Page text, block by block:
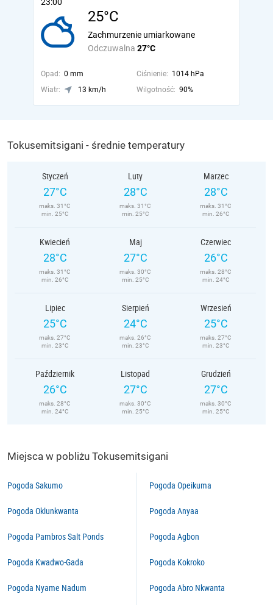
25°C
Odczuwalna 27°C
Zachmurzenie umiarkowane
Opad: 0 mm Ciśnienie: 1014 hPa
Wiatr:
13 km/h Wilgotność: 90%
Tokusemitsigani - średnie temperatury
Styczeń
27°C
maks. 31°C
min. 25°C
Luty
28°C
maks. 31°C
min. 25°C
Marzec
28°C
maks. 31°C
min. 26°C
Kwiecień
28°C
maks. 31°C
min. 26°C
Maj
27°C
maks. 30°C
min. 25°C
Czerwiec
26°C
maks. 28°C
min. 24°C
Lipiec
25°C
maks. 27°C
min. 23°C
Sierpień
24°C
maks. 26°C
min. 23°C
Wrzesień
25°C
maks. 27°C
min. 23°C
Październik
26°C
maks. 28°C
min. 24°C
Listopad
27°C
maks. 30°C
min. 25°C
Grudzień
27°C
maks. 30°C
min. 25°C
Miejsca w pobliżu Tokusemitsigani
Pogoda Sakumo
Pogoda Oklunkwanta
Pogoda Pambros Salt Ponds
Pogoda Kwadwo-Gada
Pogoda Nyame Nadum
Pogoda Opeikuma
Pogoda Anyaa
Pogoda Agbon
Pogoda Kokroko
Pogoda Abro Nkwanta